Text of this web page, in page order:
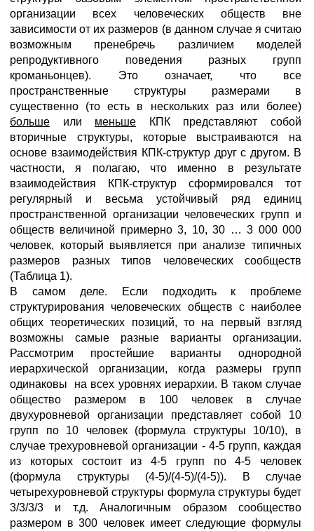
организации всех человеческих обществ вне
зависимости от их размеров (в данном случае я считаю
возможным пренебречь различием моделей
репродуктивного поведения разных групп
кроманьонцев). Это означает, что все
пространственные структуры размерами в
существенно (то есть в нескольких раз или более)
больше или меньше КПК представляют собой
вторичные структуры, которые выстраиваются на
основе взаимодействия КПК-структур друг с другом. В
частности, я полагаю, что именно в результате
взаимодействия КПК-структур сформировался тот
регулярный и весьма устойчивый ряд единиц
пространственной организации человеческих групп и
обществ величиной примерно 3, 10, 30 … 3 000 000
человек, который выявляется при анализе типичных
размеров разных типов человеческих сообществ
(Таблица 1).
В самом деле. Если подходить к проблеме
структурирования человеческих обществ с наиболее
общих теоретических позиций, то на первый взгляд
возможны самые разные варианты организации.
Рассмотрим простейшие варианты однородной
иерархической организации, когда размеры групп
одинаковы на всех уровнях иерархии. В таком случае
общество размером в 100 человек в случае
двухуровневой организации представляет собой 10
групп по 10 человек (формула структуры 10/10), в
случае трехуровневой организации - 4-5 групп, каждая
из которых состоит из 4-5 групп по 4-5 человек
(формула структуры (4-5)/(4-5)/(4-5)). В случае
четырехуровневой структуры формула структуры будет
3/3/3/3 и т.д. Аналогичным образом сообщество
размером в 300 человек имеет следующие формулы